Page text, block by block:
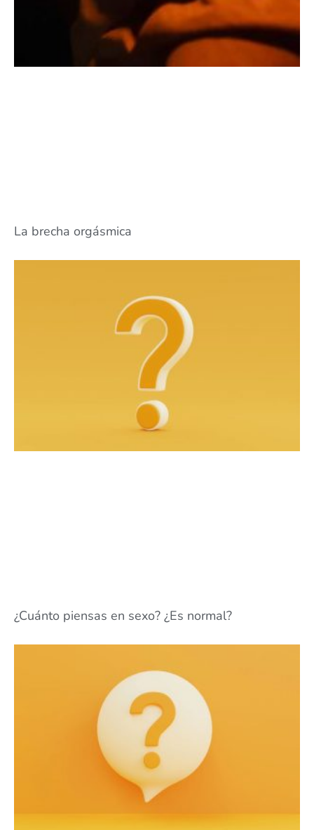
La brecha orgásmica
¿Cuánto piensas en sexo? ¿Es normal?